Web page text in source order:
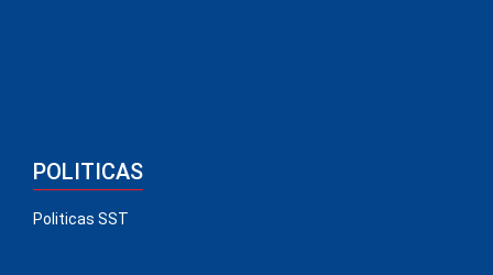
POLITICAS
Politicas SST